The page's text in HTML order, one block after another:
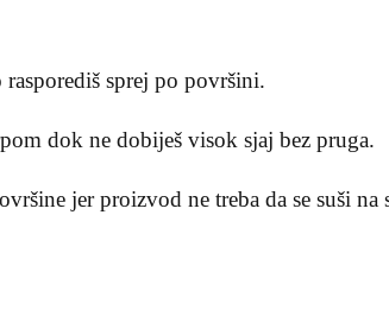
sprej po površini.
dok ne dobiješ visok sjaj bez pruga.
jer proizvod ne treba da se suši na